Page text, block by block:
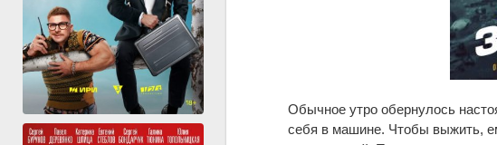
Обычное утро обернулось
себя в машине. Чтобы выжить,